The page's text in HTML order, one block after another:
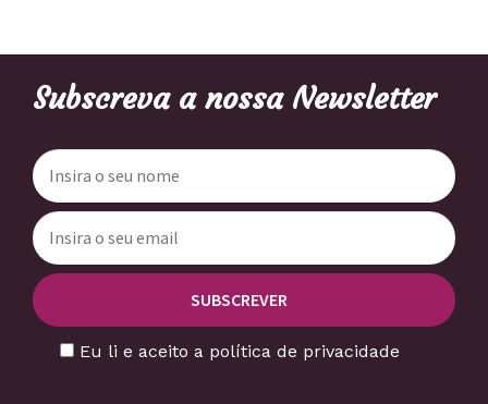
Subscreva a nossa Newsletter
Eu li e aceito a política de privacidade